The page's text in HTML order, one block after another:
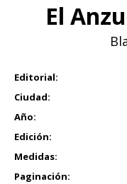
El
Editorial:
Ciudad:
Año:
Edición:
Medidas:
Paginación: